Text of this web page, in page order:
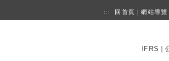
::: 回首頁 網站導覽
IFRS |